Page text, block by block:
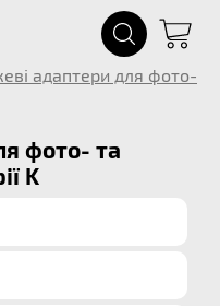
адаптери для фото-
фото- та
K